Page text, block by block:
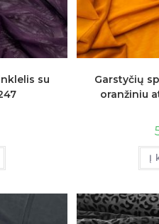
su
Garstyčių
oranžiniu
Į